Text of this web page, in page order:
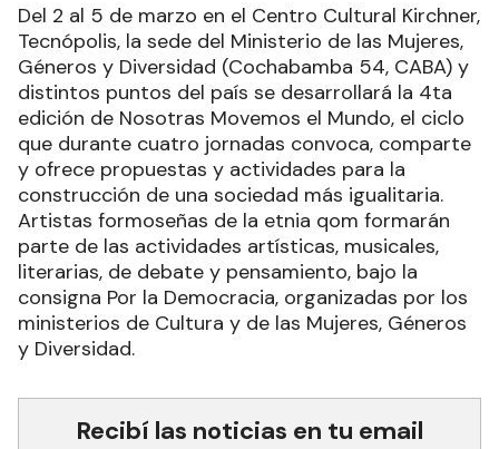
Del 2 al 5 de marzo en el Centro Cultural Kirchner,
Tecnópolis, la sede del Ministerio de las Mujeres,
Géneros y Diversidad (Cochabamba 54, CABA) y
distintos puntos del país se desarrollará la 4ta
edición de Nosotras Movemos el Mundo, el ciclo
que durante cuatro jornadas convoca, comparte
y ofrece propuestas y actividades para la
construcción de una sociedad más igualitaria.
Artistas formoseñas de la etnia qom formarán
parte de las actividades artísticas, musicales,
literarias, de debate y pensamiento, bajo la
consigna Por la Democracia, organizadas por los
ministerios de Cultura y de las Mujeres, Géneros
y Diversidad.
Recibí las noticias en tu email